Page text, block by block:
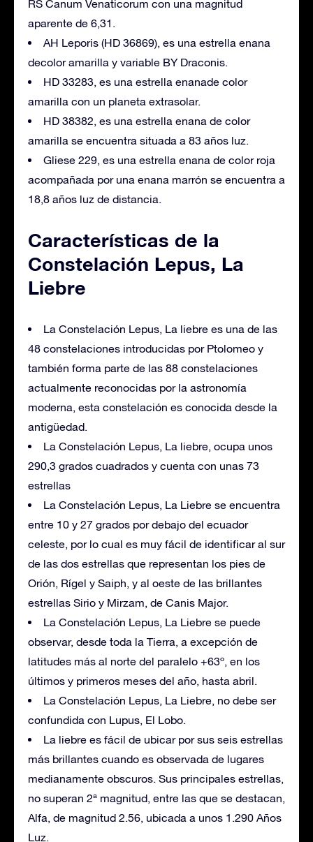
RS Canum Venaticorum con una magnitud
aparente de 6,31.
AH Leporis (HD 36869), es una estrella enana
decolor amarilla y variable BY Draconis.
HD 33283, es una estrella enanade color
amarilla con un planeta extrasolar.
HD 38382, es una estrella enana de color
amarilla se encuentra situada a 83 años luz.
Gliese 229, es una estrella enana de color roja
acompañada por una enana marrón se encuentra a
18,8 años luz de distancia.
Características de la
Constelación Lepus, La
Liebre
La Constelación Lepus, La liebre es una de las
48 constelaciones introducidas por Ptolomeo y
también forma parte de las 88 constelaciones
actualmente reconocidas por la astronomía
moderna, esta constelación es conocida desde la
antigüedad.
La Constelación Lepus, La liebre, ocupa unos
290,3 grados cuadrados y cuenta con unas 73
estrellas
La Constelación Lepus, La Liebre se encuentra
entre 10 y 27 grados por debajo del ecuador
celeste, por lo cual es muy fácil de identificar al sur
de las dos estrellas que representan los pies de
Orión, Rígel y Saiph, y al oeste de las brillantes
estrellas Sirio y Mirzam, de Canis Major.
La Constelación Lepus, La Liebre se puede
observar, desde toda la Tierra, a excepción de
latitudes más al norte del paralelo +63º, en los
últimos y primeros meses del año, hasta abril.
La Constelación Lepus, La Liebre, no debe ser
confundida con Lupus, El Lobo.
La liebre es fácil de ubicar por sus seis estrellas
más brillantes cuando es observada de lugares
medianamente obscuros. Sus principales estrellas,
no superan 2ª magnitud, entre las que se destacan,
Alfa, de magnitud 2.56, ubicada a unos 1.290 Años
Luz.